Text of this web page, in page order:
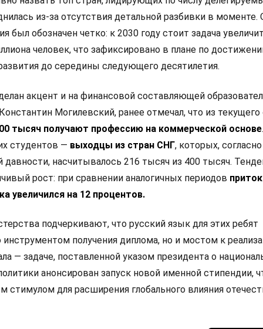
из-за отсутствия детальной разбивки в моменте.
был обозначен четко: к 2030 году стоит задача
человек, что зафиксировано в плане по
до середины следующего десятилетия.
акцент и на финансовой составляющей
Могилевский, ранее отмечал, что из текущего
тысяч получают профессию на коммерческой основе.
студентов — выходцы из стран СНГ, которых,
давности, насчитывалось 216 тысяч из 400 тысяч.
рост: при сравнении аналогичных периодов приток
увеличился на 12 процентов.
подчеркивают, что русский язык для этих ребят
инструментом получения диплома, но и мостом к
— задаче, поставленной указом президента о
анонсирован запуск новой именной стипендии,
стимулом для расширения глобального влияния